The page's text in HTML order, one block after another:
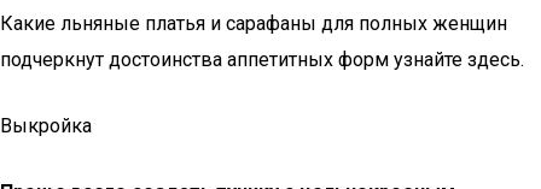
Какие льняные платья и сарафаны для полных женщин
подчеркнут достоинства аппетитных форм узнайте здесь.
Выкройка